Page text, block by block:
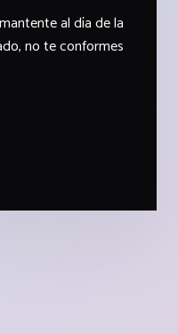
al día de la
no te conformes